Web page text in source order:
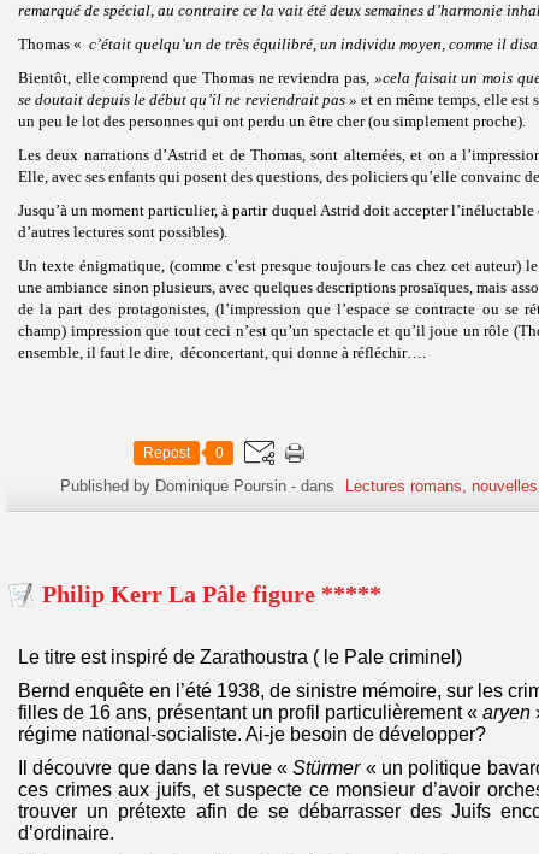
remarqué de spécial, au contraire ce la vait été deux semaines d’harmonie
Thomas « c’était quelqu’un de très équilibré, un individu moyen, comme il
Bientôt, elle comprend que Thomas ne reviendra pas, »cela faisait un mois
se doutait depuis le début qu’il ne reviendrait pas » et en même temps, elle
un peu le lot des personnes qui ont perdu un être cher (ou simplement proche).
Les deux narrations d’Astrid et de Thomas, sont alternées, et on a
Elle, avec ses enfants qui posent des questions, des policiers qu’elle convainc
Jusqu’à un moment particulier, à partir duquel Astrid doit accepter l’inéluctable
d’autres lectures sont possibles).
Un texte énigmatique, (comme c’est presque toujours le cas chez cet auteur)
une ambiance sinon plusieurs, avec quelques descriptions prosaïques, mais
de la part des protagonistes, (l’impression que l’espace se contracte ou se
champ) impression que tout ceci n’est qu’un spectacle et qu’il joue un rôle
ensemble, il faut le dire, déconcertant, qui donne à réfléchir….
Repost 0
Published by Dominique Poursin -dans Lectures romans, nouvelles
Philip Kerr La Pâle figure *****
Le titre est inspiré de Zarathoustra ( le Pale criminel)
Bernd enquête en l’été 1938, de sinistre mémoire, sur les
filles de 16 ans, présentant un profil particulièrement «aryen
régime national-socialiste. Ai-je besoin de développer?
Il découvre que dans la revue «Stürmer« un politique
ces crimes aux juifs, et suspecte ce monsieur d’avoir
trouver un prétexte afin de se débarrasser des Juifs
d’ordinaire.